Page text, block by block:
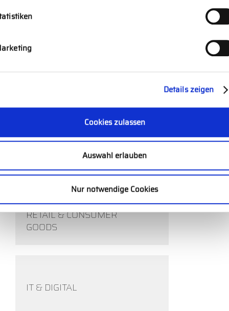
Details zeigen
Cookies zulassen
Auswahl erlauben
Nur notwendige Cookies
AUTOMOBIL- &
BETEILIGUNGSGESELLSCHAFTEN
& PRIVATE EQUITY
RETAIL & CONSUMER
GOODS
IT & DIGITAL